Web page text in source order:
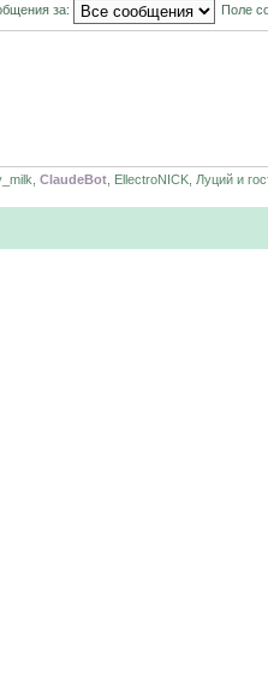
за: Поле
ClaudeBot , EllectroNICK, Луций и